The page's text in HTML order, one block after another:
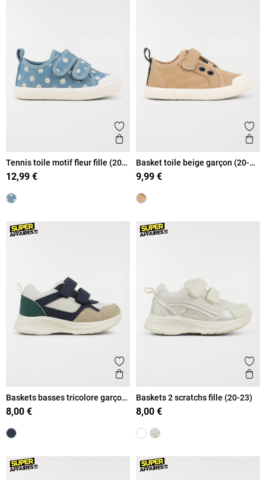
Ajouter aux favoris
Aperçu rapide
Tennis toile motif fleur fille (20-
23)
12,99 €
Basket toile beige garçon (20-
23)
9,99 €
Ajouter aux favoris
Aperçu rapide
Baskets basses tricolore garçon
(20-23)
8,00 €
Baskets 2 scratchs fille (20-23)
8,00 €